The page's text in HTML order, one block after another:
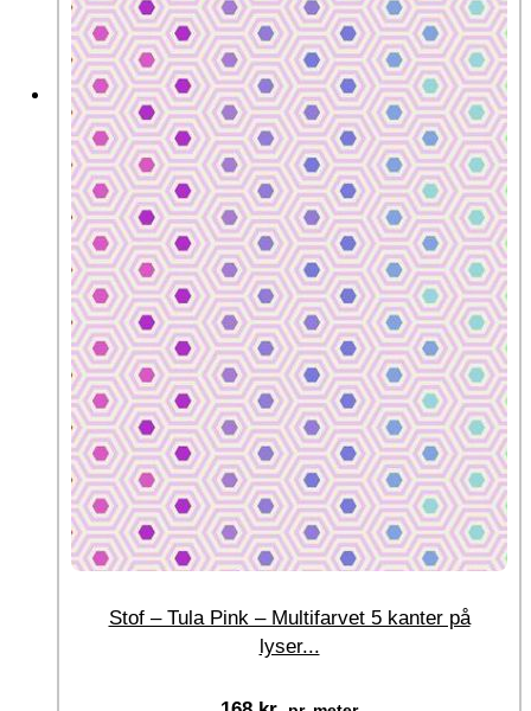
Stof – Tula Pink – Multifarvet 5 kanter på
lyser...